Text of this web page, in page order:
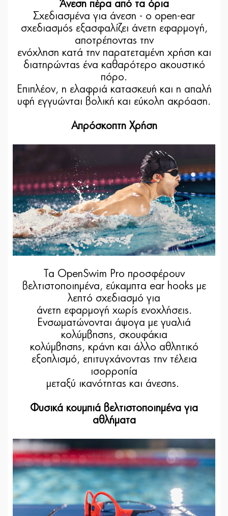
Άνεση πέρα ​​από τα όρια
Σχεδιασμένα για άνεση - ο open-ear
σχεδιασμός εξασφαλίζει άνετη εφαρμογή,
αποτρέποντας την
ενόχληση κατά την παρατεταμένη χρήση και
διατηρώντας ένα καθαρότερο ακουστικό
πόρο.
Επιπλέον, η ελαφριά κατασκευή και η απαλή
υφή εγγυώνται βολική και εύκολη ακρόαση.
Απρόσκοπτη Χρήση
Τα OpenSwim Pro προσφέρουν
βελτιστοποιημένα, εύκαμπτα ear hooks με
λεπτό σχεδιασμό για
άνετη εφαρμογή χωρίς ενοχλήσεις.
Ενσωματώνονται άψογα με γυαλιά
κολύμβησης, σκουφάκια
κολύμβησης, κράνη και άλλο αθλητικό
εξοπλισμό, επιτυγχάνοντας την τέλεια
ισορροπία
μεταξύ ικανότητας και άνεσης.
Φυσικά κουμπιά βελτιστοποιημένα για
αθλήματα